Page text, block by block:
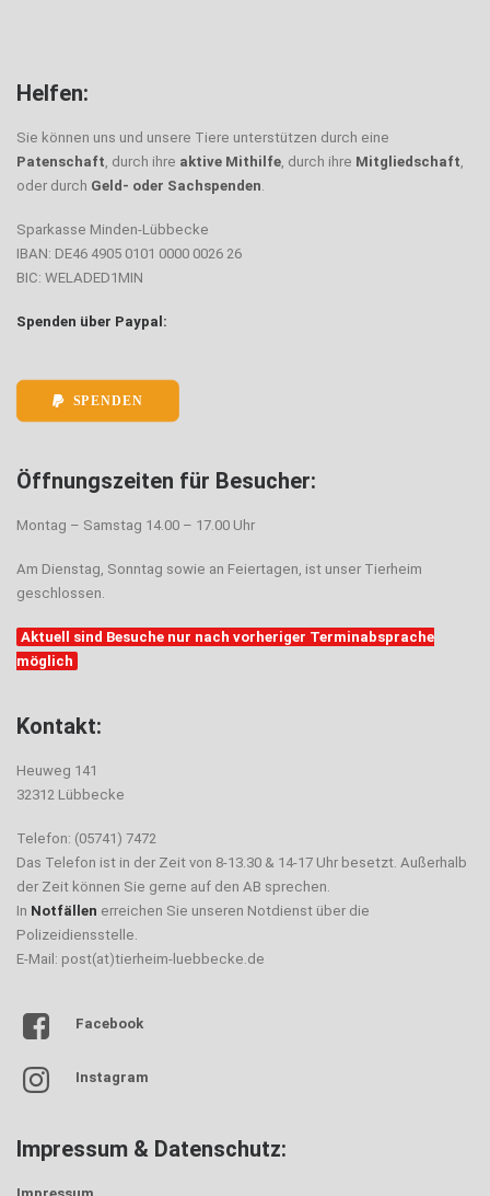
Helfen:
Sie können uns und unsere Tiere unterstützen durch eine
Patenschaft, durch ihre aktive Mithilfe, durch ihre Mitgliedschaft,
oder durch Geld- oder Sachspenden.
Sparkasse Minden-Lübbecke
IBAN: DE46 4905 0101 0000 0026 26
BIC: WELADED1MIN
Spenden über Paypal:
SPENDEN
Öffnungszeiten für Besucher:
Montag – Samstag 14.00 – 17.00 Uhr
Am Dienstag, Sonntag sowie an Feiertagen, ist unser Tierheim
geschlossen.
Aktuell sind Besuche nur nach vorheriger Terminabsprache
möglich
Kontakt:
Heuweg 141
32312 Lübbecke
Telefon: (05741) 7472
Das Telefon ist in der Zeit von 8-13.30 & 14-17 Uhr besetzt. Außerhalb
der Zeit können Sie gerne auf den AB sprechen.
In Notfällen erreichen Sie unseren Notdienst über die
Polizeidiensstelle.
E-Mail: post(at)tierheim-luebbecke.de
Facebook
Instagram
Impressum & Datenschutz: